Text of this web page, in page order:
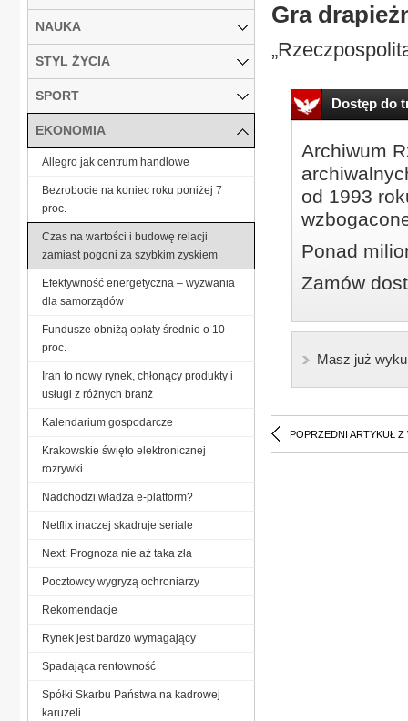
Gra
Dostęp do
Archiwum
od 1993
Ponad
Zamów
Masz już
POPRZEDNI ARTYKUŁ Z
NAUKA
STYL ŻYCIA
SPORT
EKONOMIA
Allegro jak centrum handlowe
Bezrobocie na koniec roku poniżej 7
proc.
Czas na wartości i budowę relacji
zamiast pogoni za szybkim zyskiem
Efektywność energetyczna – wyzwania
dla samorządów
Fundusze obniżą opłaty średnio o 10
proc.
Iran to nowy rynek, chłonący produkty i
usługi z różnych branż
Kalendarium gospodarcze
Krakowskie święto elektronicznej
rozrywki
Nadchodzi władza e-platform?
Netflix inaczej skadruje seriale
Next: Prognoza nie aż taka zła
Pocztowcy wygryzą ochroniarzy
Rekomendacje
Rynek jest bardzo wymagający
Spadająca rentowność
Spółki Skarbu Państwa na kadrowej
karuzeli